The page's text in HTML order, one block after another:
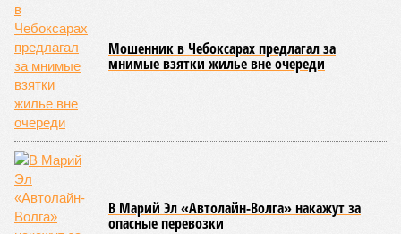
Мошенник в Чебоксарах предлагал за
мнимые взятки жилье вне очереди
В Марий Эл «Автолайн-Волга» накажут за
опасные перевозки